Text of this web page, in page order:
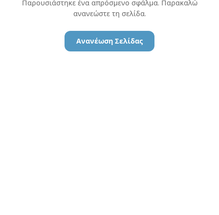
Παρουσιάστηκε ένα απρόσμενο σφάλμα. Παρακαλώ
ανανεώστε τη σελίδα.
Ανανέωση Σελίδας